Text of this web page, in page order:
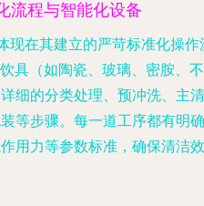
流程与智能化设备
现在其建立的严苛标准化操作
具（如陶瓷、玻璃、密胺、不
细的分类处理、预冲洗、主清
等步骤。每一道工序都有明确
用力等参数标准，确保清洁效